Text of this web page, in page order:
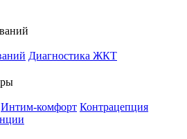
Диагностика ЖКТ
Интим-комфорт Контрацепция